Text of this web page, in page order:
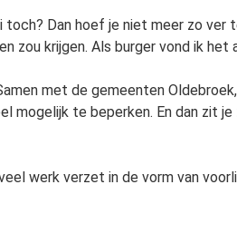
Dan hoef je niet meer zo ver
zou krijgen. Als burger vond ik het
met de gemeenten
mogelijk te beperken. En dan zit
werk verzet in de vorm van